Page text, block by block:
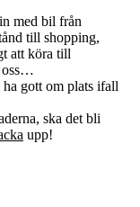
med bil från
till shopping,
att köra till
oss…
gott om plats ifall
ska det bli
upp!